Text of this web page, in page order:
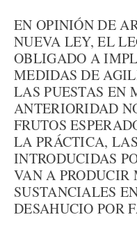
EN OPINIÓN DE
NUEVA LEY, EL
OBLIGADO A
MEDIDAS DE
LAS PUESTAS EN
ANTERIORIDAD
FRUTOS
LA PRÁCTICA,
INTRODUCIDAS
VAN A PRODUCIR
SUSTANCIALES
DESAHUCIO POR